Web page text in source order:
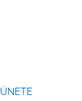
ÚNETE